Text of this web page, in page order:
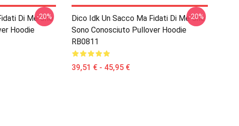
Di Me Che
Hoodie
-20%
Dico Idk Un Sacco Ma Fidati Di Me Che
Sono Conosciuto Pullover Hoodie
RB0811
39,51 € - 45,95 €
-20%